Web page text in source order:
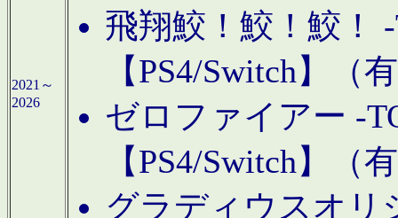
2021～
2026
飛翔鮫！鮫！鮫！
【PS4/Switch】（
ゼロファイアー -
【PS4/Switch】（
グラディウスオリ